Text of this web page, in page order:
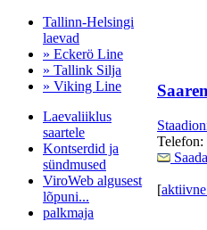
Tallinn-Helsingi
laevad
» Eckerö Line
» Tallink Silja
» Viking Line
Laevaliiklus
saartele
Kontserdid ja
sündmused
ViroWeb algusest
lõpuni...
palkmaja
Telefon:
[